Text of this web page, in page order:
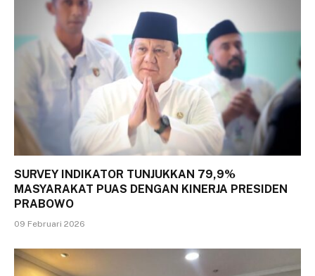
SURVEY INDIKATOR TUNJUKKAN 79,9%
MASYARAKAT PUAS DENGAN KINERJA PRESIDEN
PRABOWO
09 Februari 2026